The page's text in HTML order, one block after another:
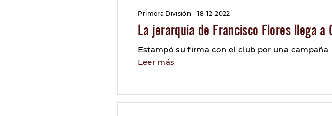
Primera División - 18-12-2022
La jerarquía de Francisco Flores llega a
Estampó su firma con el club por una campaña
Leer más